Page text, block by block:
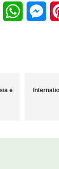
Email WhatsApp
e